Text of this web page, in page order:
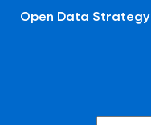
Open Data Strategy